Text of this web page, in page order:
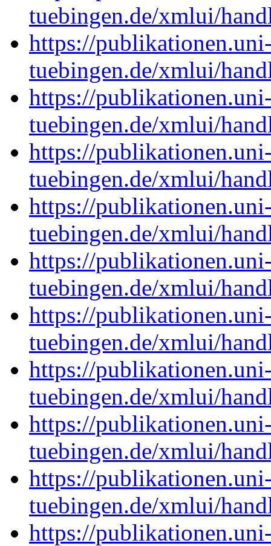
tuebingen.de/xmlui/
https://
tuebingen.de/xmlui/
https://
tuebingen.de/xmlui/
https://
tuebingen.de/xmlui/
https://
tuebingen.de/xmlui/
https://
tuebingen.de/xmlui/
https://
tuebingen.de/xmlui/
https://
tuebingen.de/xmlui/
https://
tuebingen.de/xmlui/
https://
tuebingen.de/xmlui/
https://